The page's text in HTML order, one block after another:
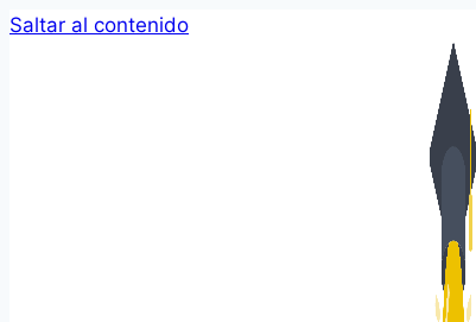
Saltar al contenido